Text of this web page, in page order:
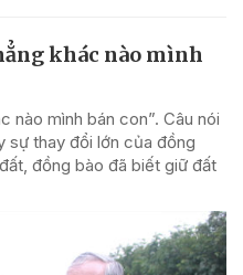
khác nào mình
nào mình bán con”. Câu nói
sự thay đổi lớn của đồng
đồng bào đã biết giữ đất